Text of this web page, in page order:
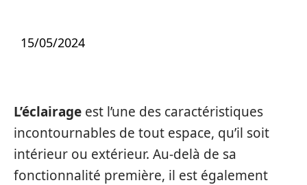
15/05/2024
L’éclairage est l’une des caractéristiques
incontournables de tout espace, qu’il soit
intérieur ou extérieur. Au-delà de sa
fonctionnalité première, il est également